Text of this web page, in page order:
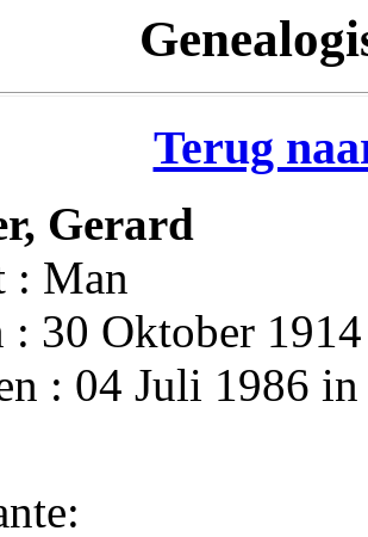
Terug
Gerard
: Man
: 30 Oktober
: 04 Juli 1986